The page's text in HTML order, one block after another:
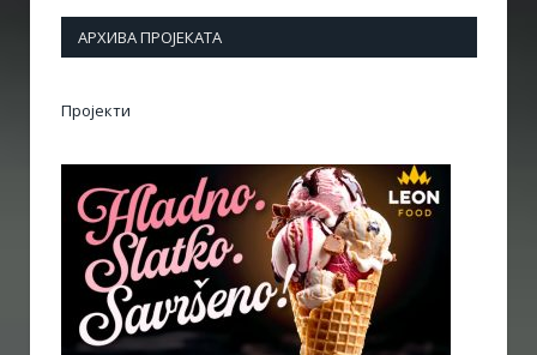
АРХИВА ПРОЈЕКАТА
Пројекти